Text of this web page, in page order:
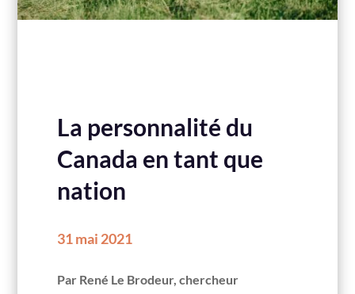
La personnalité du
Canada en tant que
nation
31 mai 2021
Par René Le Brodeur, chercheur